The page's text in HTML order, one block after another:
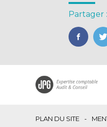
Partager :
Footer
PLAN DU SITE